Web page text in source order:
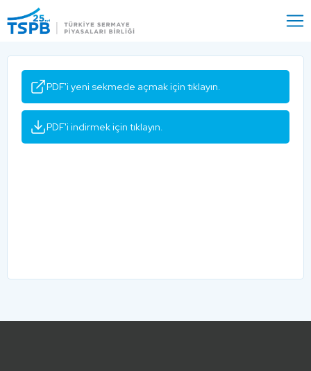
Close
PDF'i yeni sekmede açmak için tıklayın.
PDF'i indirmek için tıklayın.